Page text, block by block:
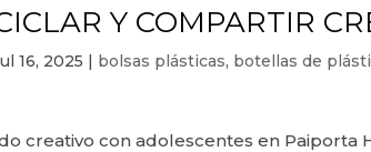
Y COMPARTIR
16, 2025 | bolsas plásticas, botellas de
creativo con adolescentes en Paiporta